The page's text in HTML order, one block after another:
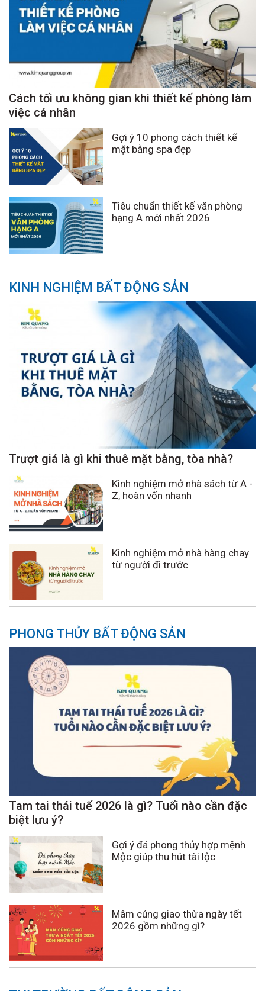
Cách tối ưu không gian khi thiết kế phòng làm
việc cá nhân
Gợi ý 10 phong cách thiết kế
mặt bằng spa đẹp
Tiêu chuẩn thiết kế văn phòng
hạng A mới nhất 2026
KINH NGHIỆM BẤT ĐỘNG SẢN
Trượt giá là gì khi thuê mặt bằng, tòa nhà?
Kinh nghiệm mở nhà sách từ A -
Z, hoàn vốn nhanh
Kinh nghiệm mở nhà hàng chay
từ người đi trước
PHONG THỦY BẤT ĐỘNG SẢN
Tam tai thái tuế 2026 là gì? Tuổi nào cần đặc
biệt lưu ý?
Gợi ý đá phong thủy hợp mệnh
Mộc giúp thu hút tài lộc
Mâm cúng giao thừa ngày tết
2026 gồm những gì?